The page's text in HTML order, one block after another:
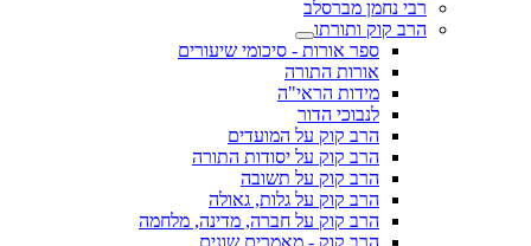
רבי נחמן מברסלב
הרב קוק ותורתו
ספר אורות - סיכומי שיעורים
אורות התורה
מידות הראי"ה
לנבוכי הדור
הרב קוק על המועדים
הרב קוק על יסודות התורה
הרב קוק על תשובה
הרב קוק על גלות, גאולה
הרב קוק על חברה, מדינה, מלחמה
הרב קוק - מאמרים שונים